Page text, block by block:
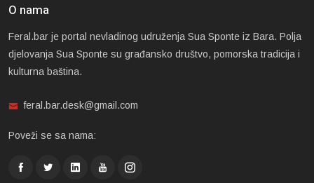
O nama
Feral.bar je portal nevladinog udruženja Sua Sponte iz Bara. Polja
djelovanja Sua Sponte su građansko društvo, pomorska tradicija i
kulturna baština.
feral.bar.desk@gmail.com
Poveži se sa nama: